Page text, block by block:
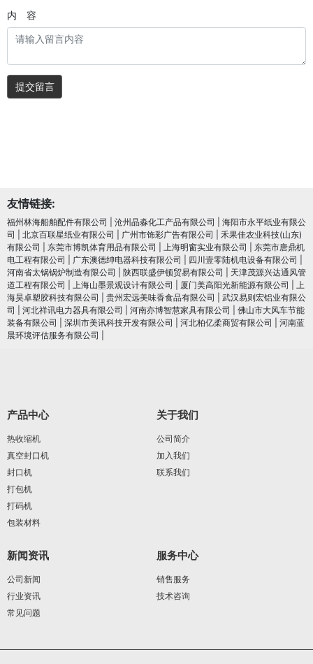
内 容
提交留言
友情链接:
福州林海船舶配件有限公司 沧州晶淼化工产品有限公司
海阳市永平纸业有限公
司
北京百联星纸业有限公司 广州市饰彩广告有限公司
禾果佳农业科技(山东)
有限公司
东莞市博凯体育用品有限公司 上海明窗实业有限公司
东莞市唐鼎机
电工程有限公司
广东澳德绅电器科技有限公司 四川壹零陆机电设备有限公司
河南省太锅锅炉制造有限公司
陕西联盛伊顿贸易有限公司
天津茂源兴达通风管
道工程有限公司
上海山墨景观设计有限公司 厦门美高阳光新能源有限公司
上
海昊卓塑胶科技有限公司
贵州宏远美味香食品有限公司
武汉易则宏铝业有限公
司
河北祥讯电力器具有限公司 河南亦博智慧家具有限公司
佛山市大风车节能
装备有限公司
深圳市美讯科技开发有限公司 河北柏亿柔商贸有限公司
河南蓝
晨环境评估服务有限公司
产品中心
热收缩机
真空封口机
封口机
打包机
打码机
包装材料
关于我们
公司简介
加入我们
联系我们
新闻资讯
公司新闻
行业资讯
常见问题
服务中心
销售服务
技术咨询